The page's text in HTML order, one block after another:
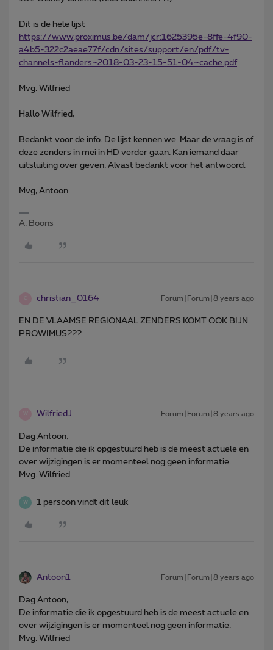
Dit is de hele lijst
https://www.proximus.be/dam/jcr:1625395e-8ffe-4f90-
a4b5-322c2aeae77f/cdn/sites/support/en/pdf/tv-
channels-flanders~2018-03-23-15-51-04~cache.pdf
Mvg. Wilfried
Hallo Wilfried,
Bedankt voor de info. De lijst kennen we. Maar de vraag is of
deze zenders in mei in HD verder gaan. Kan iemand daar
uitsluiting over geven. Alvast bedankt voor het antwoord.
Mvg, Antoon
A. Boons
christian_0164 Forum|Forum|8 years ago
EN DE VLAAMSE REGIONAAL ZENDERS KOMT OOK BIJN
PROWIMUS???
WilfriedJ Forum|Forum|8 years ago
Dag Antoon,
De informatie die ik opgestuurd heb is de meest actuele en
over wijzigingen is er momenteel nog geen informatie.
Mvg. Wilfried
W 1 persoon vindt dit leuk
Antoon1 Forum|Forum|8 years ago
Dag Antoon,
De informatie die ik opgestuurd heb is de meest actuele en
over wijzigingen is er momenteel nog geen informatie.
Mvg. Wilfried